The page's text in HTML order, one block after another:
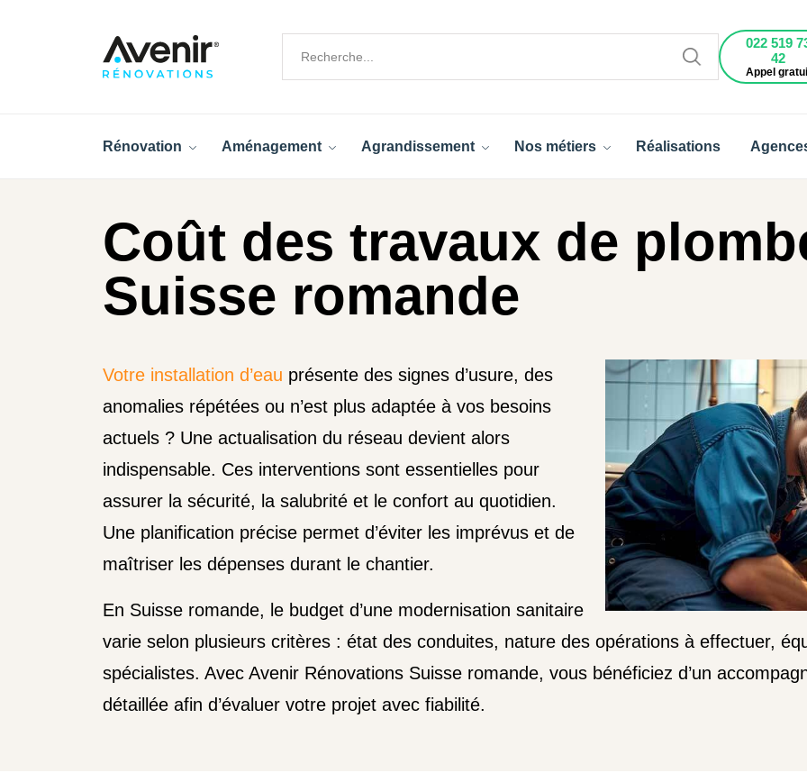
022 519
42
Appel
Rénovation Aménagement Agrandissement Nos métiers Réalisations
Coût des travaux de
Suisse romande
Votre installation d’eau présente des signes d’usure, des
anomalies répétées ou n’est plus adaptée à vos besoins
actuels ? Une actualisation du réseau devient alors
indispensable. Ces interventions sont essentielles pour
assurer la sécurité, la salubrité et le confort au quotidien.
Une planification précise permet d’éviter les imprévus et de
maîtriser les dépenses durant le chantier.
En Suisse romande, le budget d’une modernisation sanitaire
varie selon plusieurs critères : état des conduites, nature des opérations à effectuer,
spécialistes. Avec Avenir Rénovations Suisse romande, vous bénéficiez d’un
détaillée afin d’évaluer votre projet avec fiabilité.